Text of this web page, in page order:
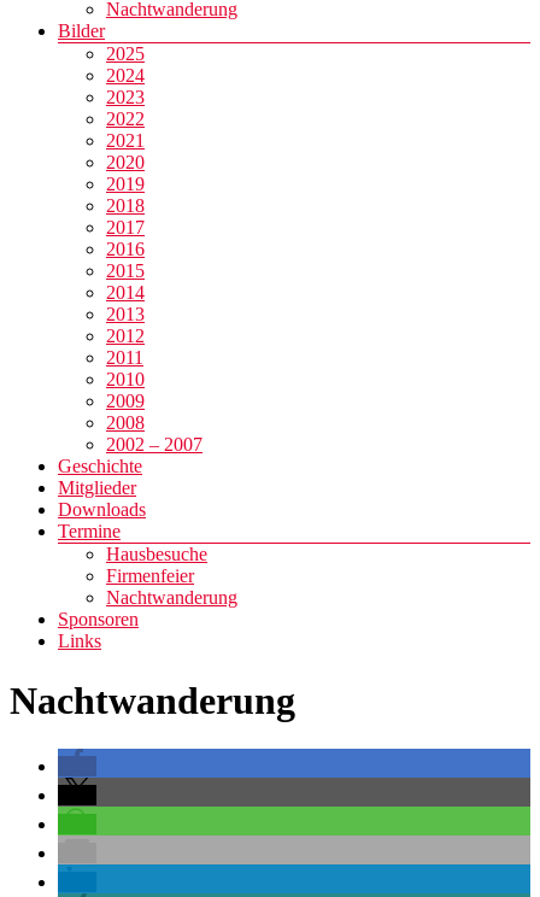
Nachtwanderung
Bilder
2025
2024
2023
2022
2021
2020
2019
2018
2017
2016
2015
2014
2013
2012
2011
2010
2009
2008
2002 – 2007
Geschichte
Mitglieder
Downloads
Termine
Hausbesuche
Firmenfeier
Nachtwanderung
Sponsoren
Links
Nachtwanderung